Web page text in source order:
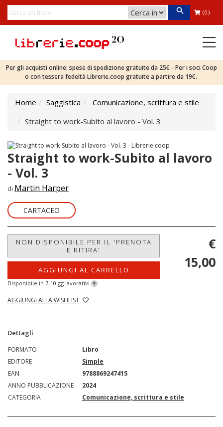
(0)
Per gli acquisti online: spese di spedizione gratuite da 25€ - Per i soci Coop
o con tessera fedeltà Librerie.coop gratuite a partire da 19€.
Home Saggistica
Comunicazione, scrittura e stile
Straight to work-Subito al lavoro - Vol. 3
Straight to work-Subito al lavoro
- Vol. 3
di Martin Harper
CARTACEO
NON DISPONIBILE PER IL 'PRENOTA
E RITIRA'
AGGIUNGI AL CARRELLO
Disponibile in 7-10 gg lavorativi ?
AGGIUNGI ALLA WISHLIST
€
15,00
Dettagli
FORMATO
Libro
EDITORE
Simple
EAN
9788869247415
ANNO PUBBLICAZIONE
2024
CATEGORIA
Comunicazione, scrittura e stile